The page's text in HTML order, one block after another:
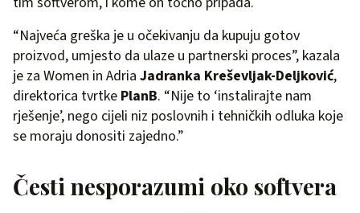
“Najveća greška je u očekivanju da kupuju gotov
proizvod, umjesto da ulaze u partnerski proces”, kazala
je za Women in Adria Jadranka Kreševljak-Deljković,
direktorica tvrtke PlanB. “Nije to ‘instalirajte nam
rješenje’, nego cijeli niz poslovnih i tehničkih odluka koje
se moraju donositi zajedno.”
Česti nesporazumi oko softvera